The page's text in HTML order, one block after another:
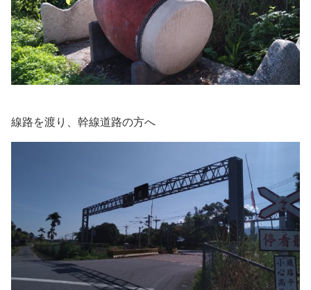
線路を渡り、幹線道路の方へ